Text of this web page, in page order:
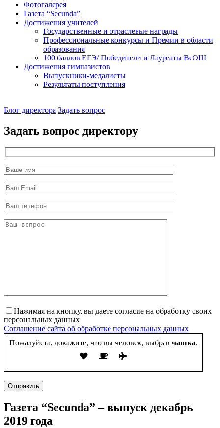
Фотогалерея
Газета “Secunda”
Достижения учителей
Государственные и отраслевые награды
Профессиональные конкурсы и Премии в области
образования
100 баллов ЕГЭ/ Победители и Лауреаты ВсОШ
Достижения гимназистов
Выпускники-медалисты
Результаты поступления
директор
Блог директора Задать вопрос
Задать вопрос директору
Нажимая на кнопку, вы даете согласие на обработку своих
персональных данных
Соглашение сайта об обработке персональных данных
Пожалуйста, докажите, что вы человек, выбрав чашка.
Отправить
Газета “Secunda” – выпуск декабрь
2019 года